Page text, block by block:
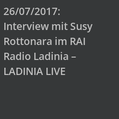
26/07/2017:
Interview mit Susy
Rottonara im RAI
Radio Ladinia –
LADINIA LIVE